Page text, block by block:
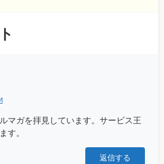
マガを拝見しています。サービス王
す。
返信する